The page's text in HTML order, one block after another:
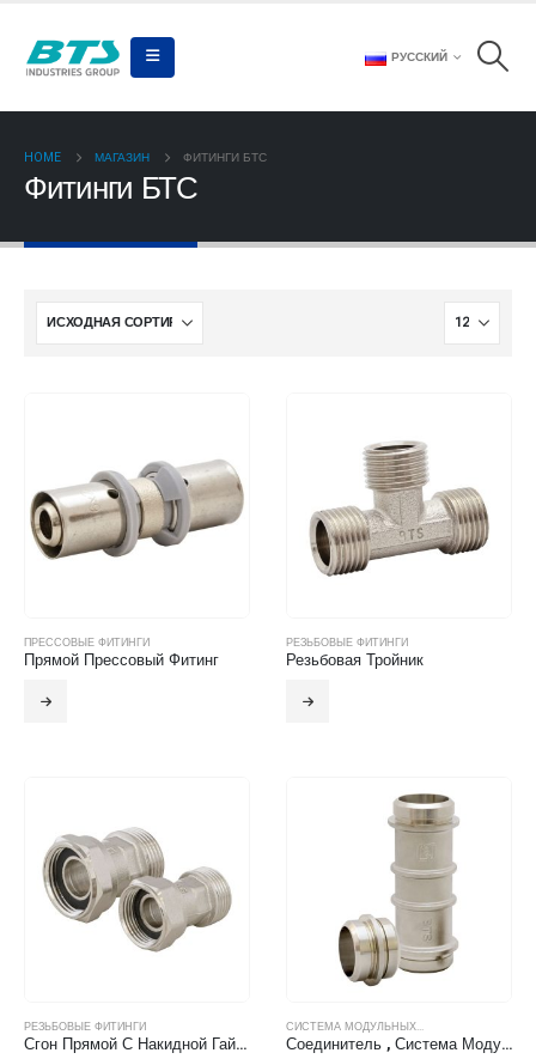
РУССКИЙ
HOME МАГАЗИН ФИТИНГИ БТС
Фитинги БТС
ПРЕССОВЫЕ ФИТИНГИ
Прямой Прессовый Фитинг
РЕЗЬБОВЫЕ ФИТИНГИ
Резьбовая Тройник
РЕЗЬБОВЫЕ ФИТИНГИ
Сгон Прямой С Накидной Гайкой Н.Р-В.Р
СИСТЕМА МОДУЛЬНЫХ...
Соединитель , Система Модульных Фитингов БТС